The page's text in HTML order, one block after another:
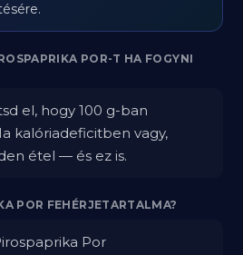
POR-T HA FOGYNI
el, hogy 100 g-ban
kalóriadeficitben vagy,
étel — és ez is.
POR FEHÉRJETARTALMA?
Por